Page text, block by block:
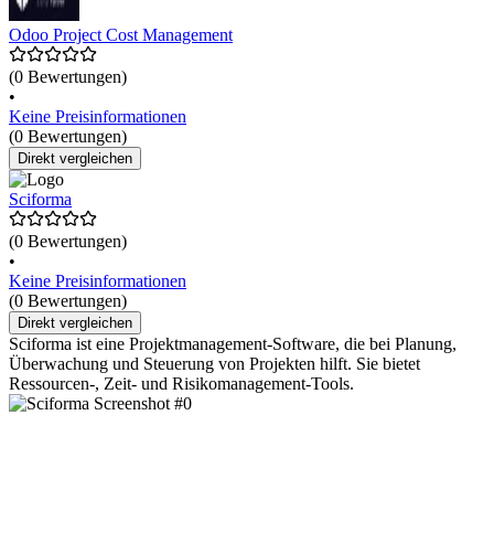
Odoo Project Cost Management
(0 Bewertungen)
•
Keine Preisinformationen
(0 Bewertungen)
Direkt vergleichen
Sciforma
(0 Bewertungen)
•
Keine Preisinformationen
(0 Bewertungen)
Direkt vergleichen
Sciforma ist eine Projektmanagement-Software, die bei Planung,
Überwachung und Steuerung von Projekten hilft. Sie bietet
Ressourcen-, Zeit- und Risikomanagement-Tools.